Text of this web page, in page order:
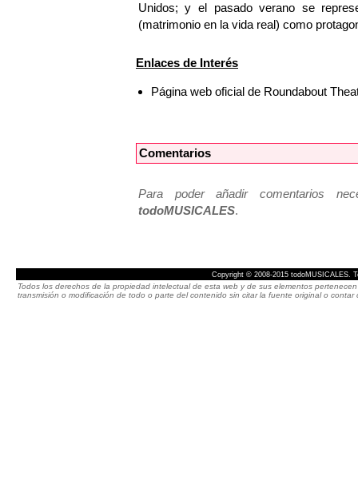
Unidos; y el pasado verano se
(matrimonio en la vida real) como
Enlaces de Interés
Página web oficial de Roundabout
Comentarios
Para poder añadir comentarios
todoMUSICALES.
Copyright © 2008-2015 todoMUSICALES.
Todos los derechos de la propiedad intelectual de esta web y de sus elementos
transmisión o modificación de todo o parte del contenido sin citar la fuente original o